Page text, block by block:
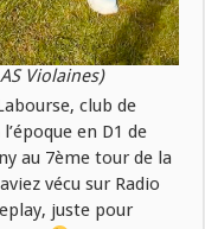
Violaines)
club de
en D1 de
au 7ème tour de la
vécu sur Radio
juste pour